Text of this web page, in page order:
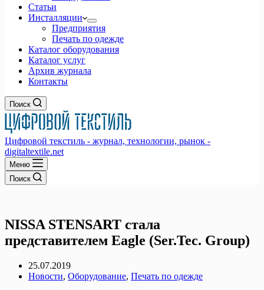
Статьи
Инсталляции
Предприятия
Печать по одежде
Каталог оборудования
Каталог услуг
Архив журнала
Контакты
Поиск
Цифровой текстиль - журнал, технологии, рынок -
digitaltextile.net
Меню
Поиск
NISSA STENSART стала
представителем Eagle (Ser.Tec. Group)
25.07.2019
Новости, Оборудование, Печать по одежде